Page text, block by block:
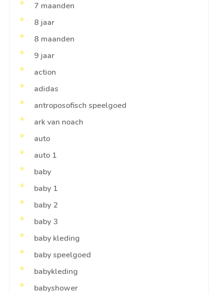
7 maanden
8 jaar
8 maanden
9 jaar
action
adidas
antroposofisch speelgoed
ark van noach
auto
auto 1
baby
baby 1
baby 2
baby 3
baby kleding
baby speelgoed
babykleding
babyshower